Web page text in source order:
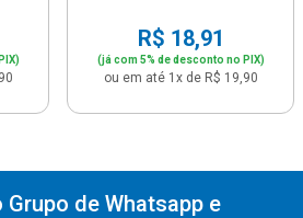
R$ 18,91
(já com 5% de desconto no PIX)
ou em até 1x de R$ 19,90
de Whatsapp e